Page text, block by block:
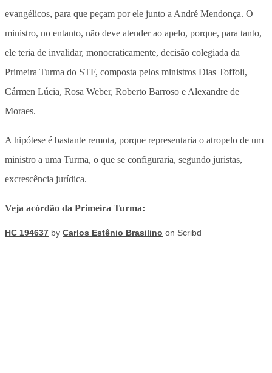
evangélicos, para que peçam por ele junto a André Mendonça. O
ministro, no entanto, não deve atender ao apelo, porque, para tanto,
ele teria de invalidar, monocraticamente, decisão colegiada da
Primeira Turma do STF, composta pelos ministros Dias Toffoli,
Cármen Lúcia, Rosa Weber, Roberto Barroso e Alexandre de
Moraes.
A hipótese é bastante remota, porque representaria o atropelo de um
ministro a uma Turma, o que se configuraria, segundo juristas,
excrescência jurídica.
Veja acórdão da Primeira Turma:
HC 194637 by Carlos Estênio Brasilino on Scribd